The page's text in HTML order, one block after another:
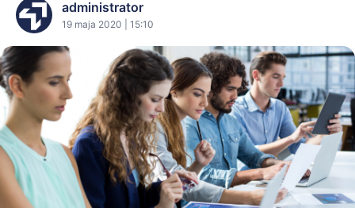
administrator
19 maja 2020 | 15:10